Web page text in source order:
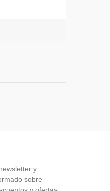
y
sobre